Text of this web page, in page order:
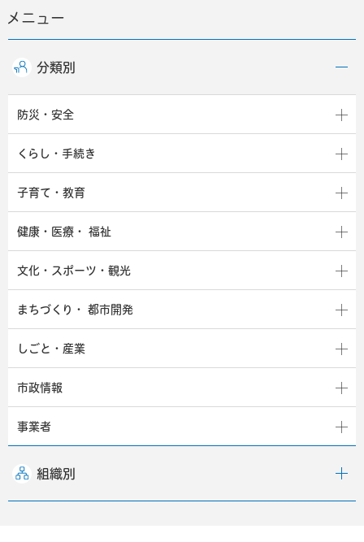
メニュー
分類別
防災・安全
くらし・手続き
子育て・教育
健康・医療・ 福祉
文化・スポーツ・観光
まちづくり・ 都市開発
しごと・産業
市政情報
事業者
組織別